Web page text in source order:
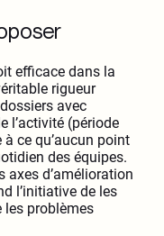
efficace dans la
rigueur
avec
l’activité (période
ce qu’aucun point
des équipes.
axes d’amélioration
l’initiative de les
les problèmes